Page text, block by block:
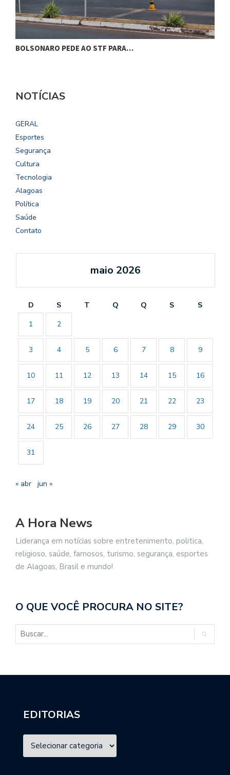
BOLSONARO PEDE AO STF PARA…
NOTÍCIAS
GERAL
Esportes
Segurança
Cultura
Tecnologia
Alagoas
Política
Saúde
Contato
maio 2026
D S T Q Q S
S
1
2
3 4 5 6 7 8 9
10 11 12 13 14 15 16
17 18 19 20 21 22 23
24 25 26 27 28 29 30
31
« abr jun »
A Hora News
Liderança em notícias sobre entretenimento, politica,
religioso, saúde, famosos, turismo, segurança, esportes
de Alagoas, Brasil e mundo!
O QUE VOCÊ PROCURA NO SITE?
EDITORIAS